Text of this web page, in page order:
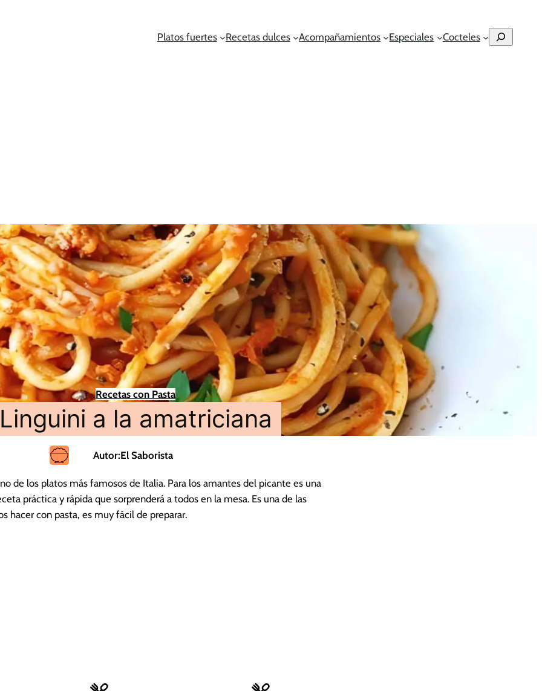
Platos fuertes Recetas dulces Acompañamientos Especiales Cocteles Buscar
Recetas con Pasta
Linguini a la amatriciana
Autor:El Saborista
de los platos más famosos de Italia. Para los amantes del picante es una
práctica y rápida que sorprenderá a todos en la mesa. Es una de las
hacer con pasta, es muy fácil de preparar.